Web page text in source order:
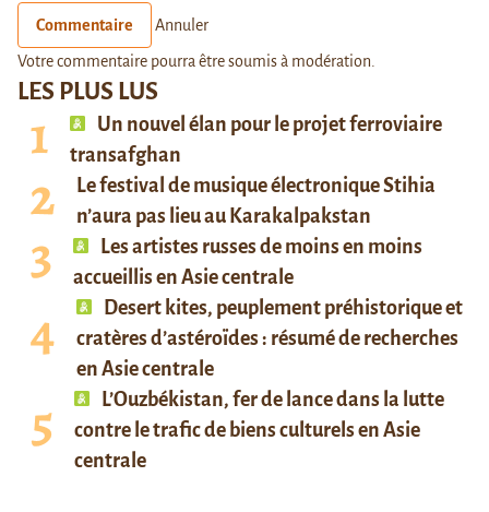
LES PLUS LUS
Un nouvel élan pour le projet ferroviaire
transafghan
Le festival de musique électronique Stihia
n’aura pas lieu au Karakalpakstan
Les artistes russes de moins en moins
accueillis en Asie centrale
Desert kites, peuplement préhistorique et
cratères d’astéroïdes : résumé de recherches
en Asie centrale
L’Ouzbékistan, fer de lance dans la lutte
contre le trafic de biens culturels en Asie
centrale
Commentaire Annuler
Votre commentaire pourra être soumis à modération.